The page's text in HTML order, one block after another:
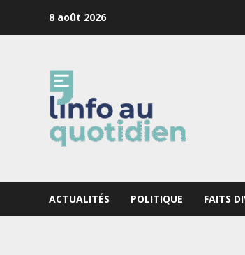
8 août 2026
ACTUALITÉS POLITIQUE FAITS